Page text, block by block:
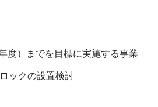
度）までを目標に実施する事業
ックの設置検討